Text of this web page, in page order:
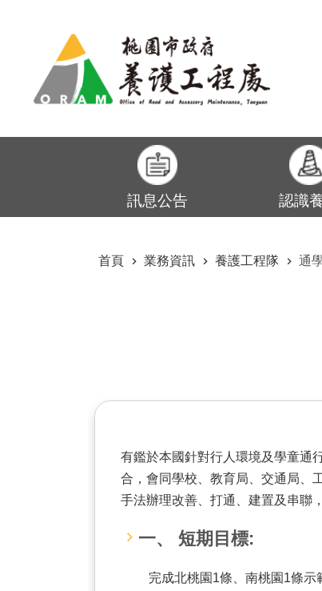
訊息公告 認識
首頁
業務資訊 養護工程隊 通
有鑑於本國針對行人環境及學童通
合，會同學校、教育局、交通局、
手法辦理改善、打通、建置及串聯
一、 短期目標:
完成北桃園1條、南桃園1條示